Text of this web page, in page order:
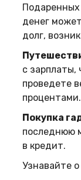
Подаренных
денег
долг,
с зарплаты,
проведете
процентами.
Покупка
последнюю
в кредит.
Узнавайте